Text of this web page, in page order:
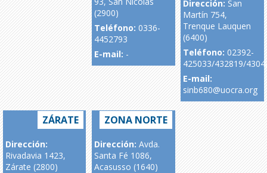
(2900)
Teléfono: 0336-
4452793
E-mail: -
Dirección: San
Martín 754,
Trenque Lauquen
(6400)
Teléfono: 02392-
425033/432819/
E-mail:
sinb680@uocra.org
ZÁRATE
Dirección:
Rivadavia 1423,
Zárate (2800)
ZONA NORTE
Dirección: Avda.
Santa Fé 1086,
Acasusso (1640)